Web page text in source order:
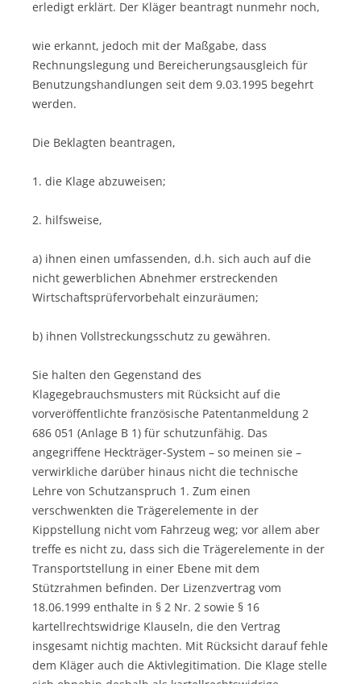
erledigt erklärt. Der Kläger beantragt nunmehr noch,
wie erkannt, jedoch mit der Maßgabe, dass
Rechnungslegung und Bereicherungsausgleich für
Benutzungshandlungen seit dem 9.03.1995 begehrt
werden.
Die Beklagten beantragen,
1. die Klage abzuweisen;
2. hilfsweise,
a) ihnen einen umfassenden, d.h. sich auch auf die
nicht gewerblichen Abnehmer erstreckenden
Wirtschaftsprüfervorbehalt einzuräumen;
b) ihnen Vollstreckungsschutz zu gewähren.
Sie halten den Gegenstand des
Klagegebrauchsmusters mit Rücksicht auf die
vorveröffentlichte französische Patentanmeldung 2
686 051 (Anlage B 1) für schutzunfähig. Das
angegriffene Heckträger-System – so meinen sie –
verwirkliche darüber hinaus nicht die technische
Lehre von Schutzanspruch 1. Zum einen
verschwenkten die Trägerelemente in der
Kippstellung nicht vom Fahrzeug weg; vor allem aber
treffe es nicht zu, dass sich die Trägerelemente in der
Transportstellung in einer Ebene mit dem
Stützrahmen befinden. Der Lizenzvertrag vom
18.06.1999 enthalte in § 2 Nr. 2 sowie § 16
kartellrechtswidrige Klauseln, die den Vertrag
insgesamt nichtig machten. Mit Rücksicht darauf fehle
dem Kläger auch die Aktivlegitimation. Die Klage stelle